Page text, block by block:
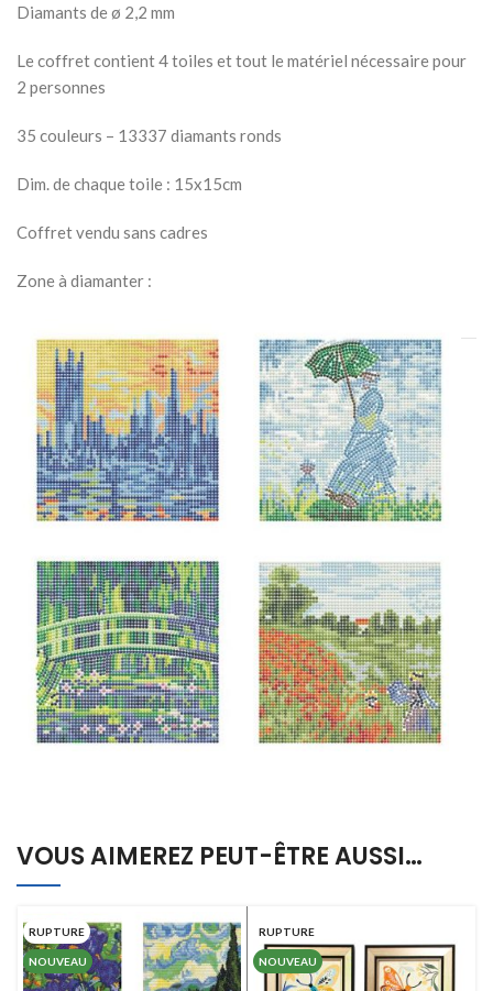
Diamants de ø 2,2 mm
Le coffret contient 4 toiles et tout le matériel nécessaire pour
2 personnes
35 couleurs – 13337 diamants ronds
Dim. de chaque toile : 15x15cm
Coffret vendu sans cadres
Zone à diamanter :
VOUS AIMEREZ PEUT-ÊTRE AUSSI…
RUPTURE
NOUVEAU
RUPTURE
NOUVEAU